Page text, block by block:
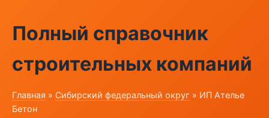
Полный справочник
строительных компаний
Главная » Сибирский федеральный округ » ИП Ателье
Бетон